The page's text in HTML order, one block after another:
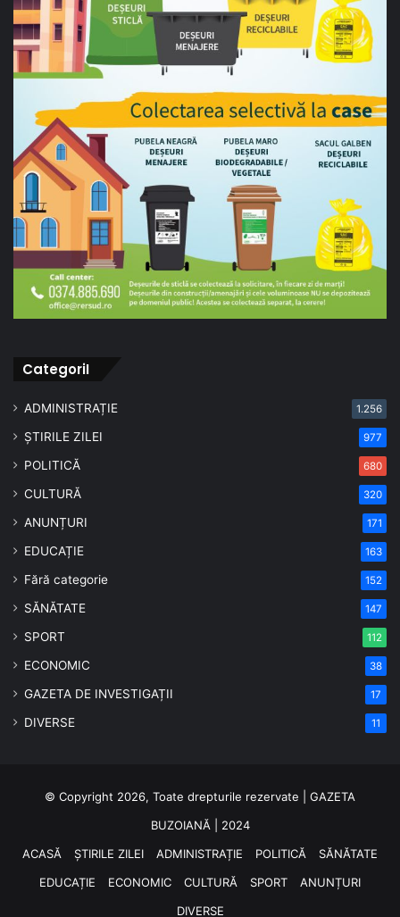
CategoriI
ADMINISTRAȚIE 1.256
ȘTIRILE ZILEI 977
POLITICĂ 680
CULTURĂ 320
ANUNȚURI 171
EDUCAȚIE 163
Fără categorie 152
SĂNĂTATE 147
SPORT 112
ECONOMIC 38
GAZETA DE INVESTIGAȚII 17
DIVERSE 11
© Copyright 2026, Toate drepturile rezervate | GAZETA
BUZOIANĂ | 2024
ACASĂ
ȘTIRILE ZILEI ADMINISTRAȚIE POLITICĂ
SĂNĂTATE
EDUCAȚIE
ECONOMIC CULTURĂ SPORT
ANUNȚURI
DIVERSE